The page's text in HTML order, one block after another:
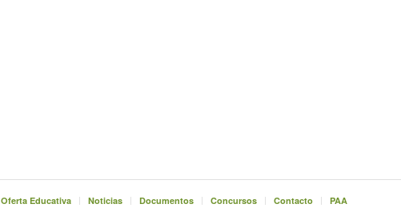
Oferta Educativa Noticias Documentos Concursos Contacto PAA